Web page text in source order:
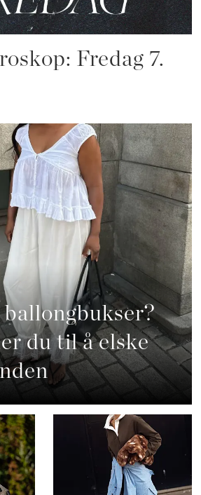
Fredag 7.
du til å elske